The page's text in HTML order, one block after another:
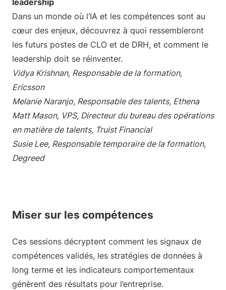
leadership
Dans un monde où l’IA et les compétences sont au
cœur des enjeux, découvrez à quoi ressembleront
les futurs postes de CLO et de DRH, et comment le
leadership doit se réinventer.
Vidya Krishnan, Responsable de la formation,
Ericsson
Melanie Naranjo, Responsable des talents, Ethena
Matt Mason, VPS, Directeur du bureau des opérations
en matière de talents, Truist Financial
Susie Lee, Responsable temporaire de la formation,
Degreed
Miser sur les compétences
Ces sessions décryptent comment les signaux de
compétences validés, les stratégies de données à
long terme et les indicateurs comportementaux
génèrent des résultats pour l’entreprise.